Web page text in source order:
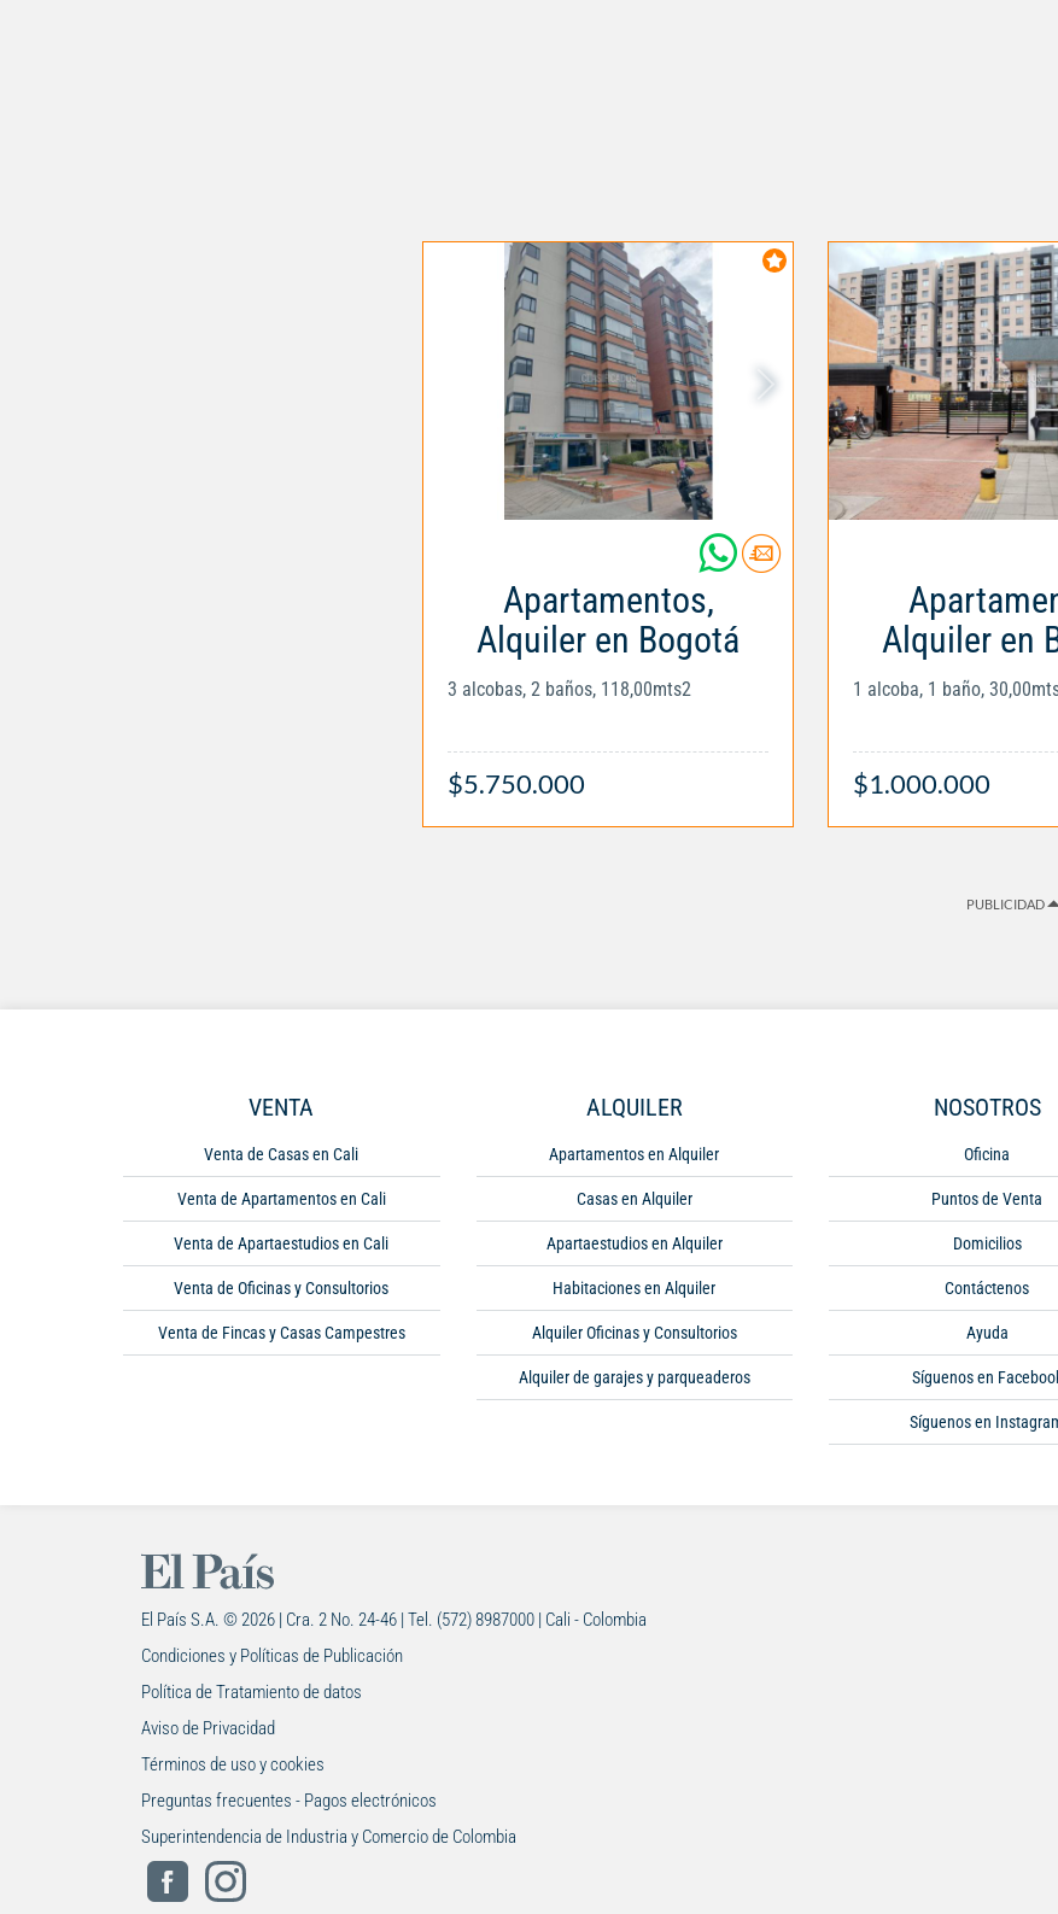
Apartamentos,
Alquiler en Bogotá
3 alcobas, 2 baños, 118,00mts2
$5.750.000
Alquiler en
1 alcoba, 1 baño,
$1.000.000
PUBLICIDAD
VENTA
Venta de Casas en Cali
Venta de Apartamentos en Cali
Venta de Apartaestudios en Cali
Venta de Oficinas y Consultorios
Venta de Fincas y Casas Campestres
ALQUILER
Apartamentos en Alquiler
Casas en Alquiler
Apartaestudios en Alquiler
Habitaciones en Alquiler
Alquiler Oficinas y Consultorios
Alquiler de garajes y parqueaderos
NOSOTROS
Oficina
Puntos de Venta
Domicilios
Contáctenos
Ayuda
Síguenos en
Síguenos en
El País S.A. © 2026 | Cra. 2 No. 24-46 | Tel. (572) 8987000 | Cali - Colombia
Condiciones y Políticas de Publicación
Política de Tratamiento de datos
Aviso de Privacidad
Términos de uso y cookies
Preguntas frecuentes - Pagos electrónicos
Superintendencia de Industria y Comercio de Colombia